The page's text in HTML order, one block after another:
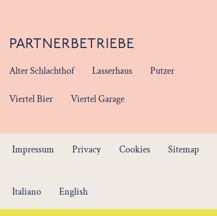
PARTNERBETRIEBE
Alter Schlachthof Lasserhaus Putzer
Viertel Bier Viertel Garage
Impressum Privacy Cookies Sitemap
Italiano English